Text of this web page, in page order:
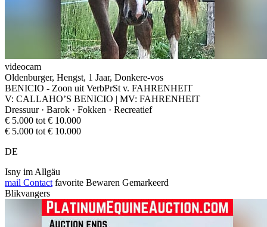
videocam
Oldenburger, Hengst, 1 Jaar, Donkere-vos
BENICIO - Zoon uit VerbPrSt v. FAHRENHEIT
V: CALLAHO’S BENICIO | MV: FAHRENHEIT
Dressuur · Barok · Fokken · Recreatief
€ 5.000 tot € 10.000
€ 5.000 tot € 10.000
DE
Isny im Allgäu
mail Contact favorite Bewaren Gemarkeerd
Blikvangers